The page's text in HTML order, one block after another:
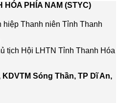
HÓA PHÍA NAM (STYC)
hiệp Thanh niên Tỉnh Thanh
tịch Hội LHTN Tỉnh Thanh Hóa
Sóng Thần, TP Dĩ An,